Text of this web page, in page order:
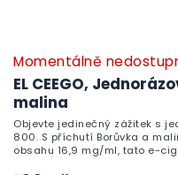
EL CEEGO,
malina
Momentálně
Objevte jedinečný zážitek s
800. S příchutí Borůvka a
obsahu 16,9 mg/ml, tato e-